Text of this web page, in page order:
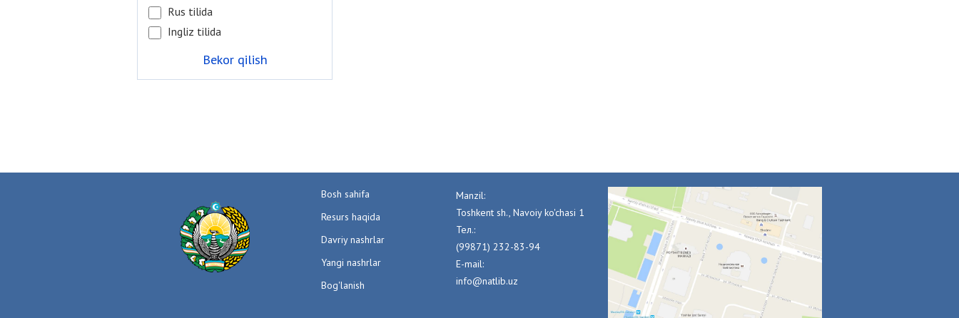
Rus tilida
Ingliz tilida
Bekor qilish
Bosh sahifa
Resurs haqida
Davriy nashrlar
Yangi nashrlar
Bog'lanish
Manzil:
Toshkent sh., Navoiy ko'chasi 1
Тел.:
(99871) 232-83-94
E-mail:
info@natlib.uz